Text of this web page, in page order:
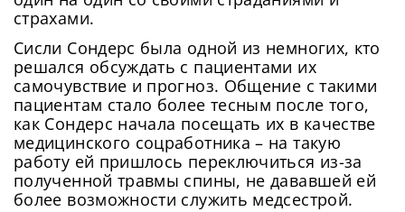
страхами.
Сисли Сондерс была одной из немногих, кто
решался обсуждать с пациентами их
самочувствие и прогноз. Общение с такими
пациентам стало более тесным после того,
как Сондерс начала посещать их в качестве
медицинского соцработника – на такую
работу ей пришлось переключиться из-за
полученной травмы спины, не дававшей ей
более возможности служить медсестрой.